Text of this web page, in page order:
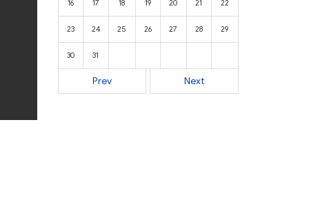
Prev Next
16 17 18 19 20 21 22
23 24 25 26 27 28 29
30 31